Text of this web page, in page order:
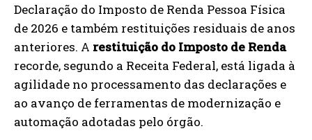
Declaração do Imposto de Renda Pessoa Física
de 2026 e também restituições residuais de anos
anteriores. A restituição do Imposto de Renda
recorde, segundo a Receita Federal, está ligada à
agilidade no processamento das declarações e
ao avanço de ferramentas de modernização e
automação adotadas pelo órgão.